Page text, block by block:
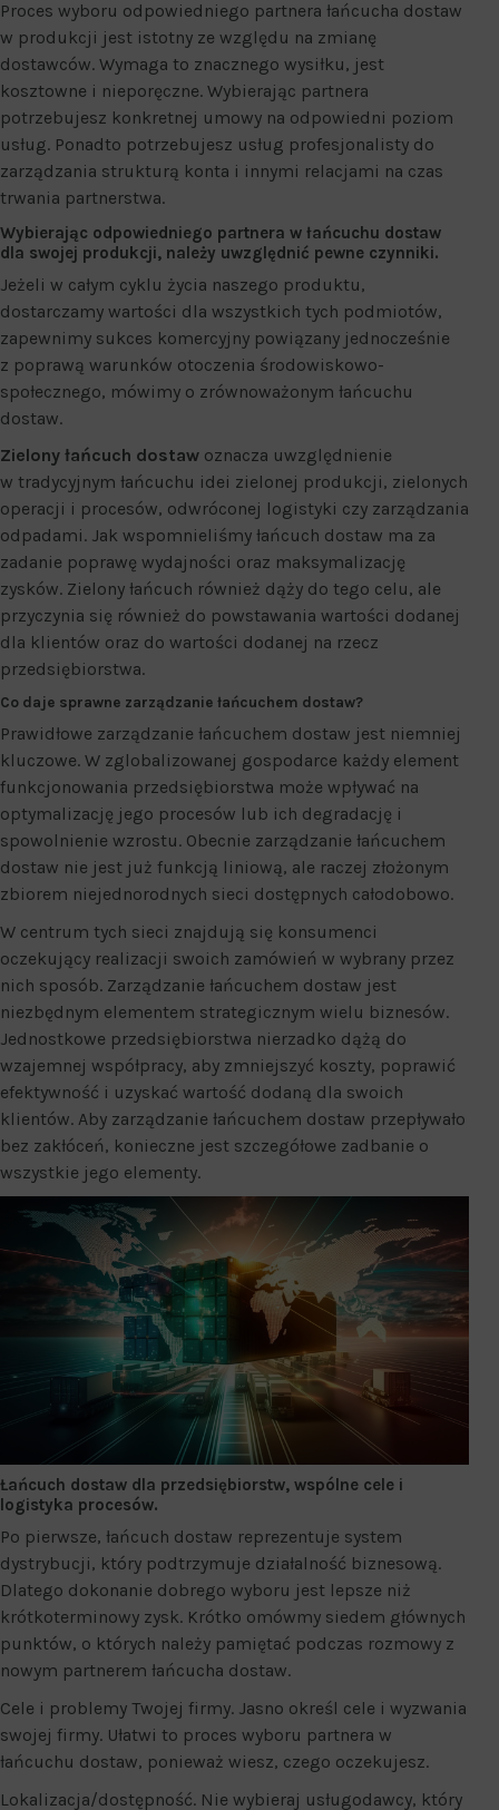
Proces wyboru odpowiedniego partnera łańcucha dostaw
w produkcji jest istotny ze względu na zmianę
dostawców. Wymaga to znacznego wysiłku, jest
kosztowne i nieporęczne. Wybierając partnera
potrzebujesz konkretnej umowy na odpowiedni poziom
usług. Ponadto potrzebujesz usług profesjonalisty do
zarządzania strukturą konta i innymi relacjami na czas
trwania partnerstwa.
Wybierając odpowiedniego partnera w łańcuchu dostaw
dla swojej produkcji, należy uwzględnić pewne czynniki.
Jeżeli w całym cyklu życia naszego produktu,
dostarczamy wartości dla wszystkich tych podmiotów,
zapewnimy sukces komercyjny powiązany jednocześnie
z poprawą warunków otoczenia środowiskowo-
społecznego, mówimy o zrównoważonym łańcuchu
dostaw.
Zielony łańcuch dostaw oznacza uwzględnienie
w tradycyjnym łańcuchu idei zielonej produkcji, zielonych
operacji i procesów, odwróconej logistyki czy zarządzania
odpadami. Jak wspomnieliśmy łańcuch dostaw ma za
zadanie poprawę wydajności oraz maksymalizację
zysków. Zielony łańcuch również dąży do tego celu, ale
przyczynia się również do powstawania wartości dodanej
dla klientów oraz do wartości dodanej na rzecz
przedsiębiorstwa.
Co daje sprawne zarządzanie łańcuchem dostaw?
Prawidłowe zarządzanie łańcuchem dostaw jest niemniej
kluczowe. W zglobalizowanej gospodarce każdy element
funkcjonowania przedsiębiorstwa może wpływać na
optymalizację jego procesów lub ich degradację i
spowolnienie wzrostu. Obecnie zarządzanie łańcuchem
dostaw nie jest już funkcją liniową, ale raczej złożonym
zbiorem niejednorodnych sieci dostępnych całodobowo.
W centrum tych sieci znajdują się konsumenci
oczekujący realizacji swoich zamówień w wybrany przez
nich sposób. Zarządzanie łańcuchem dostaw jest
niezbędnym elementem strategicznym wielu biznesów.
Jednostkowe przedsiębiorstwa nierzadko dążą do
wzajemnej współpracy, aby zmniejszyć koszty, poprawić
efektywność i uzyskać wartość dodaną dla swoich
klientów. Aby zarządzanie łańcuchem dostaw przepływało
bez zakłóceń, konieczne jest szczegółowe zadbanie o
wszystkie jego elementy.
Łańcuch dostaw dla przedsiębiorstw, wspólne cele i
logistyka procesów.
Po pierwsze, łańcuch dostaw reprezentuje system
dystrybucji, który podtrzymuje działalność biznesową.
Dlatego dokonanie dobrego wyboru jest lepsze niż
krótkoterminowy zysk. Krótko omówmy siedem głównych
punktów, o których należy pamiętać podczas rozmowy z
nowym partnerem łańcucha dostaw.
Cele i problemy Twojej firmy. Jasno określ cele i wyzwania
swojej firmy. Ułatwi to proces wyboru partnera w
łańcuchu dostaw, ponieważ wiesz, czego oczekujesz.
Lokalizacja/dostępność. Nie wybieraj usługodawcy, który